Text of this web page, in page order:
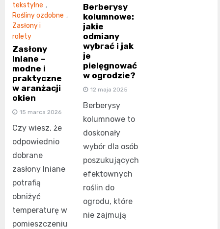
tekstylne ,
Rośliny ozdobne ,
Zasłony i
rolety
Zasłony
lniane –
modne i
praktyczne
w aranżacji
okien
15 marca 2026
Czy wiesz, że
odpowiednio
dobrane
zasłony lniane
potrafią
obniżyć
temperaturę w
pomieszczeniu
Berberysy
kolumnowe:
jakie
odmiany
wybrać i jak
je
pielęgnować
w ogrodzie?
12 maja 2025
Berberysy
kolumnowe to
doskonały
wybór dla osób
poszukujących
efektownych
roślin do
ogrodu, które
nie zajmują